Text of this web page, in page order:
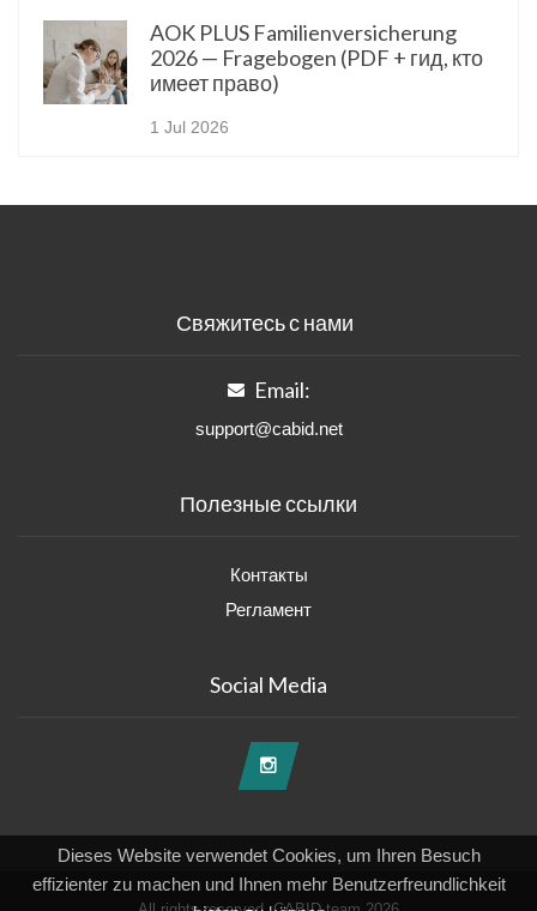
AOK PLUS Familienversicherung
2026 — Fragebogen (PDF + гид, кто
имеет право)
1 Jul 2026
Dieses Website verwendet Cookies, um Ihren Besuch
effizienter zu machen und Ihnen mehr Benutzerfreundlichkeit
Свяжитесь с нами
Email:
support@cabid.net
Полезные ссылки
Контакты
Регламент
Social Media